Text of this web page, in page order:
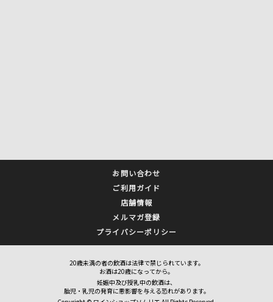
お問い合わせ
ご利用ガイド
店舗情報
メルマガ登録
プライバシーポリシー
20歳未満の者の飲酒は法律で禁じられています。
お酒は20歳になってから。
妊娠中及び授乳中の飲酒は、
胎児・乳児の発育に悪影響を与える恐れがあります。